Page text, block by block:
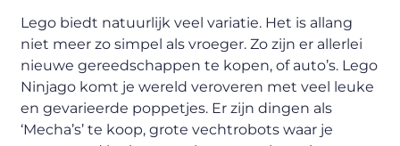
Lego biedt natuurlijk veel variatie. Het is allang
niet meer zo simpel als vroeger. Zo zijn er allerlei
nieuwe gereedschappen te kopen, of auto’s. Lego
Ninjago komt je wereld veroveren met veel leuke
en gevarieerde poppetjes. Er zijn dingen als
‘Mecha’s’ te koop, grote vechtrobots waar je